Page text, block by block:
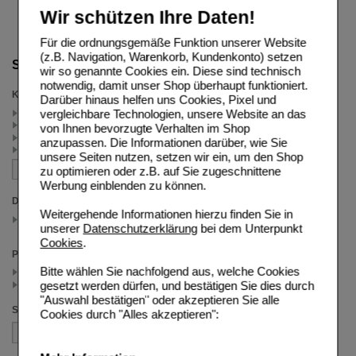
Wir schützen Ihre Daten!
Für die ordnungsgemäße Funktion unserer Website
(z.B. Navigation, Warenkorb, Kundenkonto) setzen
wir so genannte Cookies ein. Diese sind technisch
notwendig, damit unser Shop überhaupt funktioniert.
Darüber hinaus helfen uns Cookies, Pixel und
vergleichbare Technologien, unsere Website an das
von Ihnen bevorzugte Verhalten im Shop
anzupassen. Die Informationen darüber, wie Sie
unsere Seiten nutzen, setzen wir ein, um den Shop
zu optimieren oder z.B. auf Sie zugeschnittene
Werbung einblenden zu können.
Weitergehende Informationen hierzu finden Sie in
unserer Datenschutzerklärungbei dem Unterpunkt
Cookies.
Bitte wählen Sie nachfolgend aus, welche Cookies
gesetzt werden dürfen, und bestätigen Sie dies durch
"Auswahl bestätigen" oder akzeptieren Sie alle
Cookies durch "Alles akzeptieren":
Suche verfeinern
Kategorien
Kneipp (2)
Einschlafen & Jetlag (1)
Vitamine - Mineralien (1)
Nahrungsergänzung (1)
Darreichungsform
Spray
(auswahl entfernen)
Preis
< 5.60 (4)
>= 5.60 (1)
Sortieren nach